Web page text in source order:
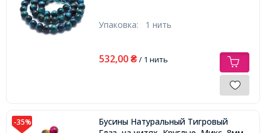
Упаковка: 1 нить
532,00 ₴/ 1 нить
-35%
Бусины Натуральный Тигровый